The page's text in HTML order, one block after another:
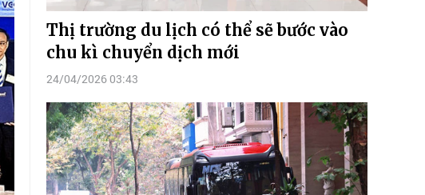
Thị trường du lịch có thể sẽ bước vào
chu kì chuyển dịch mới
24/04/2026 03:43